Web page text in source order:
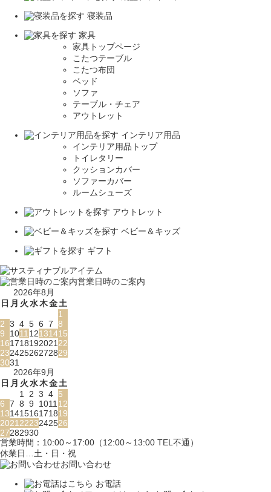
寝装品
家具
家具トップページ
こたつテーブル
こたつ布団
ベッド
ソファ
テーブル・チェア
アウトレット
インテリア用品
インテリア用品トップ
トイレタリー
クッションカバー
ソファーカバー
ルームシューズ
アウトレット
ベビー＆キッズ
ギフト
営業日時のご案内
2026年8月
日 月 火水木金土
1
2 3 4 5 6 7 8
9
101112131415
16171819202122
23242526272829
3031
2026年9月
日 月 火水木金土
1 2 3 4 5
6 7 8 9 101112
13141516171819
20212223242526
27282930
営業時間：10:00～17:00（12:00～13:00 TEL不通）
休業日…土・日・祝
お問い合わせ
お電話